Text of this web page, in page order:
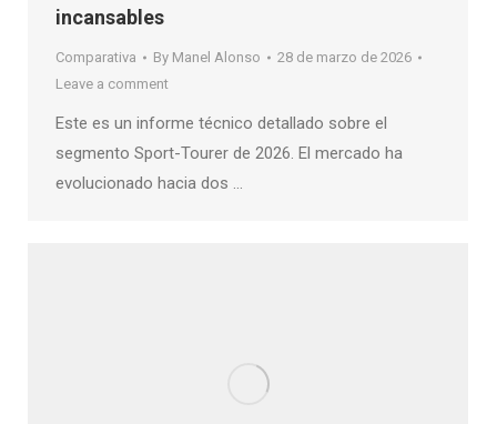
incansables
Comparativa By Manel Alonso
28 de marzo de 2026
Leave a comment
Este es un informe técnico detallado sobre el
segmento Sport-Tourer de 2026. El mercado ha
evolucionado hacia dos …